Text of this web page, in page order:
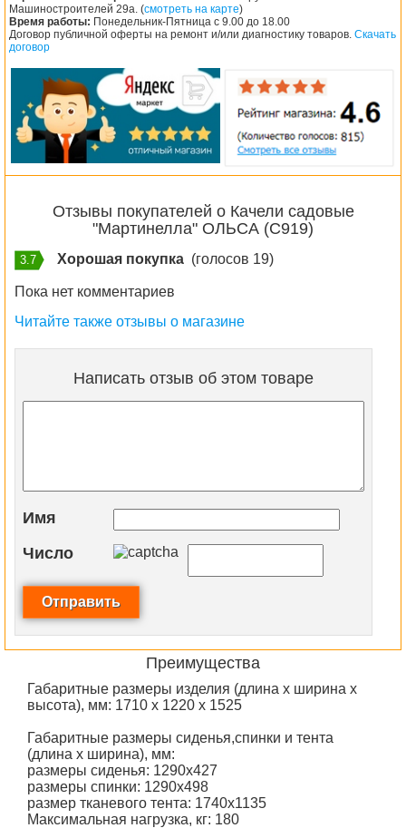
Машиностроителей 29а. (смотреть на карте)
Время работы: Понедельник-Пятница с 9.00 до 18.00
Договор публичной оферты на ремонт и/или диагностику товаров. Скачать
договор
Отзывы покупателей о Качели садовые
"Мартинелла" ОЛЬСА (С919)
3.7 Хорошая покупка (голосов 19)
Пока нет комментариев
Читайте также отзывы о магазине
Написать отзыв об этом товаре
Имя
Число
Преимущества
Габаритные размеры изделия (длина х ширина х
высота), мм: 1710 х 1220 х 1525
Габаритные размеры сиденья,спинки и тента
(длина х ширина), мм:
размеры сиденья: 1290х427
размеры спинки: 1290х498
размер тканевого тента: 1740х1135
Максимальная нагрузка, кг: 180